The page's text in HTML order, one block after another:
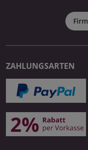
ZAHLUNGSARTEN